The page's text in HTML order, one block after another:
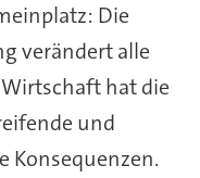
Die
verändert alle
hat die
und
Konsequenzen.